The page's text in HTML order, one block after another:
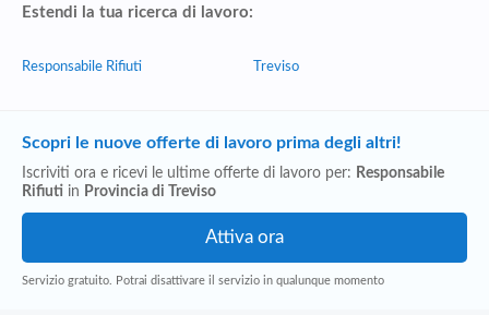
Estendi la tua ricerca di lavoro:
Responsabile Rifiuti Treviso
Scopri le nuove offerte di lavoro prima degli altri!
Iscriviti ora e ricevi le ultime offerte di lavoro per: Responsabile
Rifiuti in Provincia di Treviso
Servizio gratuito. Potrai disattivare il servizio in qualunque momento